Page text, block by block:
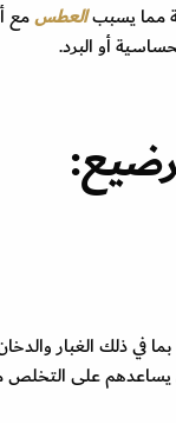
مما يسببالعطسمع
أو البرد.
في ذلك الغبار
يساعدهم على